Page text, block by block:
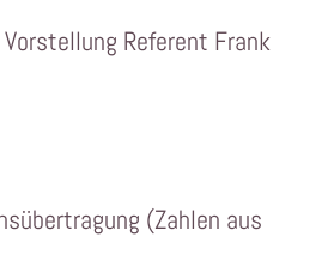
Referent Frank
(Zahlen aus